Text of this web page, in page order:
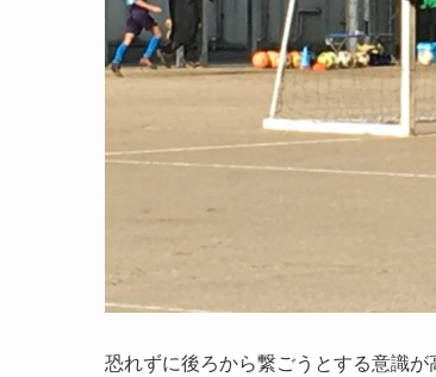
恐れずに後ろから繋ごうとする意識